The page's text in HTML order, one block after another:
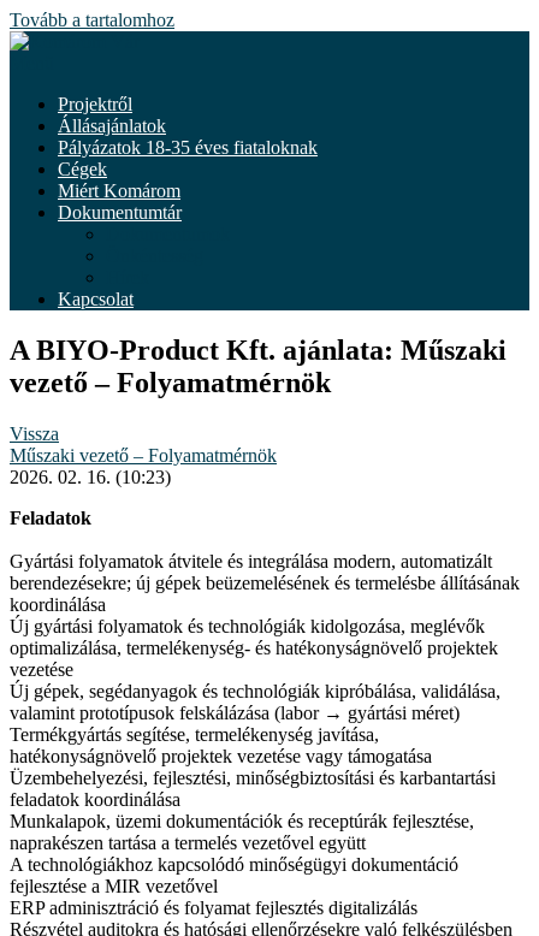
Tovább a tartalomhoz
Projektről
Állásajánlatok
Pályázatok 18-35 éves fiataloknak
Cégek
Miért Komárom
Dokumentumtár
Kapcsolat
A BIYO-Product Kft. ajánlata: Műszaki
vezető – Folyamatmérnök
Vissza
Műszaki vezető – Folyamatmérnök
2026. 02. 16. (10:23)
Feladatok
Gyártási folyamatok átvitele és integrálása modern, automatizált
berendezésekre; új gépek beüzemelésének és termelésbe állításának
koordinálása
Új gyártási folyamatok és technológiák kidolgozása, meglévők
optimalizálása, termelékenység- és hatékonyságnövelő projektek
vezetése
Új gépek, segédanyagok és technológiák kipróbálása, validálása,
valamint prototípusok felskálázása (labor → gyártási méret)
Termékgyártás segítése, termelékenység javítása,
hatékonyságnövelő projektek vezetése vagy támogatása
Üzembehelyezési, fejlesztési, minőségbiztosítási és karbantartási
feladatok koordinálása
Munkalapok, üzemi dokumentációk és receptúrák fejlesztése,
naprakészen tartása a termelés vezetővel együtt
A technológiákhoz kapcsolódó minőségügyi dokumentáció
fejlesztése a MIR vezetővel
ERP adminisztráció és folyamat fejlesztés digitalizálás
Részvétel auditokra és hatósági ellenőrzésekre való felkészülésben